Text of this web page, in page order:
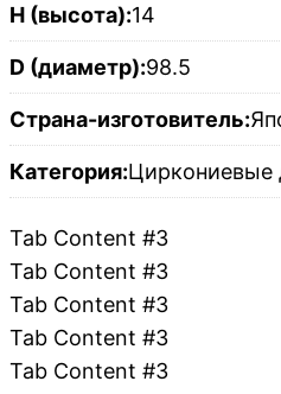
H (высота):14
D (диаметр):98.5
Страна-изготовитель:
Категория:Циркониевые
Tab Content #3
Tab Content #3
Tab Content #3
Tab Content #3
Tab Content #3